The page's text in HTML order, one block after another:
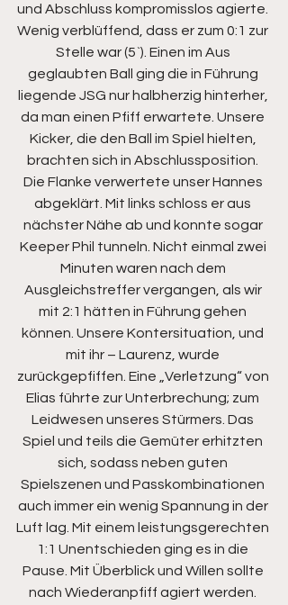
und Abschluss kompromisslos agierte.
Wenig verblüffend, dass er zum 0:1 zur
Stelle war (5`). Einen im Aus
geglaubten Ball ging die in Führung
liegende JSG nur halbherzig hinterher,
da man einen Pfiff erwartete. Unsere
Kicker, die den Ball im Spiel hielten,
brachten sich in Abschlussposition.
Die Flanke verwertete unser Hannes
abgeklärt. Mit links schloss er aus
nächster Nähe ab und konnte sogar
Keeper Phil tunneln. Nicht einmal zwei
Minuten waren nach dem
Ausgleichstreffer vergangen, als wir
mit 2:1 hätten in Führung gehen
können. Unsere Kontersituation, und
mit ihr – Laurenz, wurde
zurückgepfiffen. Eine „Verletzung“ von
Elias führte zur Unterbrechung; zum
Leidwesen unseres Stürmers. Das
Spiel und teils die Gemüter erhitzten
sich, sodass neben guten
Spielszenen und Passkombinationen
auch immer ein wenig Spannung in der
Luft lag. Mit einem leistungsgerechten
1:1 Unentschieden ging es in die
Pause. Mit Überblick und Willen sollte
nach Wiederanpfiff agiert werden.